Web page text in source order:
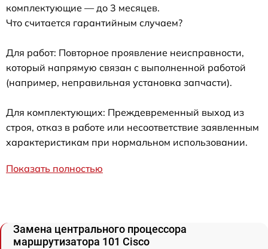
комплектующие — до 3 месяцев.
Что считается гарантийным случаем?
Для работ: Повторное проявление неисправности,
который напрямую связан с выполненной работой
(например, неправильная установка запчасти).
Для комплектующих: Преждевременный выход из
строя, отказ в работе или несоответствие заявленным
характеристикам при нормальном использовании.
Показать полностью
Замена центрального процессора
маршрутизатора 101 Cisco